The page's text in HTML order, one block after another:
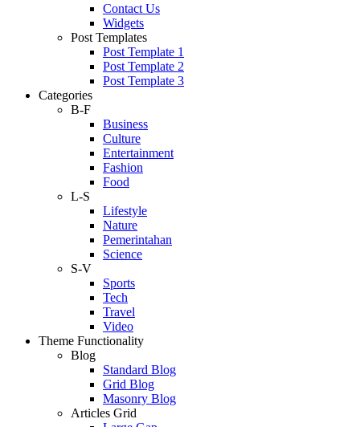
Contact Us
Widgets
Post Templates
Post Template 1
Post Template 2
Post Template 3
Categories
B-F
Business
Culture
Entertainment
Fashion
Food
L-S
Lifestyle
Nature
Pemerintahan
Science
S-V
Sports
Tech
Travel
Video
Theme Functionality
Blog
Standard Blog
Grid Blog
Masonry Blog
Articles Grid